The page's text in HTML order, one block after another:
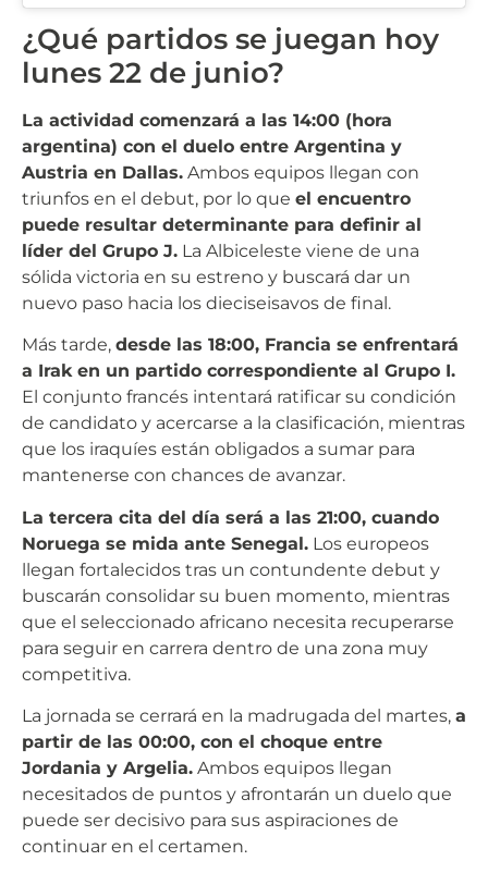
¿Qué partidos se juegan hoy
lunes 22 de junio?
La actividad comenzará a las 14:00 (hora
argentina) con el duelo entre Argentina y
Austria en Dallas. Ambos equipos llegan con
triunfos en el debut, por lo que el encuentro
puede resultar determinante para definir al
líder del Grupo J. La Albiceleste viene de una
sólida victoria en su estreno y buscará dar un
nuevo paso hacia los dieciseisavos de final.
Más tarde, desde las 18:00, Francia se enfrentará
a Irak en un partido correspondiente al Grupo I.
El conjunto francés intentará ratificar su condición
de candidato y acercarse a la clasificación, mientras
que los iraquíes están obligados a sumar para
mantenerse con chances de avanzar.
La tercera cita del día será a las 21:00, cuando
Noruega se mida ante Senegal. Los europeos
llegan fortalecidos tras un contundente debut y
buscarán consolidar su buen momento, mientras
que el seleccionado africano necesita recuperarse
para seguir en carrera dentro de una zona muy
competitiva.
La jornada se cerrará en la madrugada del martes, a
partir de las 00:00, con el choque entre
Jordania y Argelia. Ambos equipos llegan
necesitados de puntos y afrontarán un duelo que
puede ser decisivo para sus aspiraciones de
continuar en el certamen.